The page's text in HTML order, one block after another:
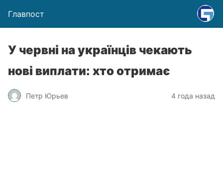
Главпост
У червні на українців чекають
нові виплати: хто отримає
Петр Юрьев 4 года назад